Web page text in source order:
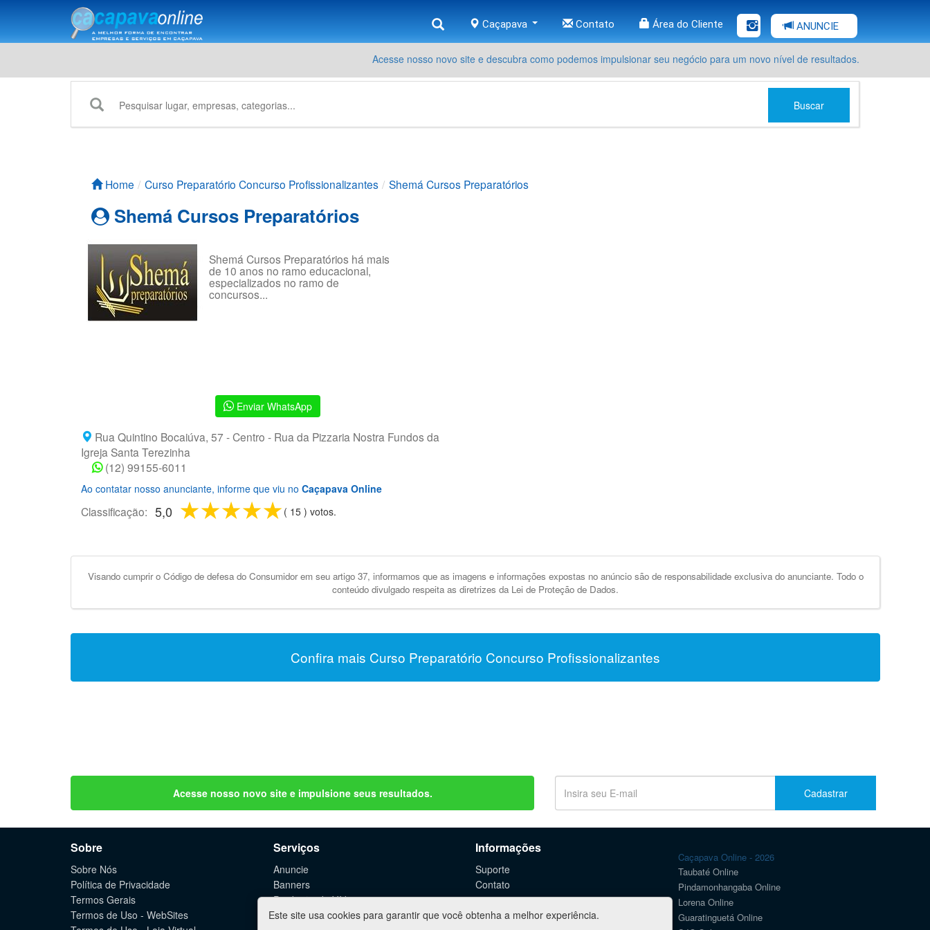
Este site usa cookies para garantir que você obtenha a melhor experiência.
Caçapava Contato Área do Cliente ANUNCIE
Acesse nosso novo site e descubra como podemos impulsionar seu negócio para um novo nível de resultados.
Buscar
Home Curso Preparatório Concurso Profissionalizantes Shemá Cursos Preparatórios
Shemá Cursos Preparatórios
Shemá Cursos Preparatórios há mais
de 10 anos no ramo educacional,
especializados no ramo de
concursos...
Enviar WhatsApp
Rua Quintino Bocaiúva, 57 - Centro - Rua da Pizzaria Nostra Fundos da
Igreja Santa Terezinha
(12) 99155-6011
Ao contatar nosso anunciante, informe que viu no Caçapava Online
Classificação: 5,0 5 stars
4 stars
3 stars
2 stars
1 star ( 15 ) votos.
Visando cumprir o Código de defesa do Consumidor em seu artigo 37, informamos que as imagens e informações expostas no anúncio são de responsabilidade exclusiva do anunciante. Todo o
conteúdo divulgado respeita as diretrizes da Lei de Proteção de Dados.
Confira mais Curso Preparatório Concurso Profissionalizantes
Acesse nosso novo site e impulsione seus resultados. Cadastrar
Sobre
Sobre Nós
Política de Privacidade
Termos Gerais
Termos de Uso - WebSites
Serviços
Anuncie
Banners
Produção de Vídeos
Criação de WebSites
Informações
Suporte
Contato
Caçapava Online - 2026
Taubaté Online
Pindamonhangaba Online
Lorena Online
Guaratinguetá Online